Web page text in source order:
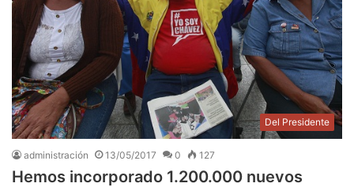
Del Presidente
administración 13/05/2017 0 127
Hemos incorporado 1.200.000 nuevos